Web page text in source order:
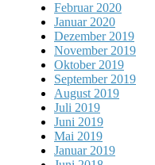
Februar 2020
Januar 2020
Dezember 2019
November 2019
Oktober 2019
September 2019
August 2019
Juli 2019
Juni 2019
Mai 2019
Januar 2019